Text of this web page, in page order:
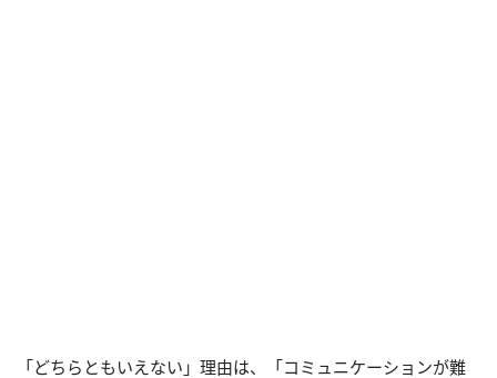
「どちらともいえない」理由は、「コミュニケーションが難